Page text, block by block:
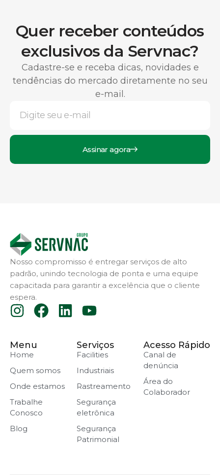
Quer receber conteúdos
exclusivos da Servnac?
Cadastre-se e receba dicas, novidades e
tendências do mercado diretamente no seu
e-mail.
Assinar agora
Nosso compromisso é entregar serviços de alto
padrão, unindo tecnologia de ponta e uma equipe
capacitada para garantir a excelência que o cliente
espera.
Menu
Home
Quem somos
Onde estamos
Trabalhe
Conosco
Blog
Serviços
Facilities
Industriais
Rastreamento
Segurança
eletrônica
Segurança
Patrimonial
Acesso Rápido
Canal de
denúncia
Área do
Colaborador